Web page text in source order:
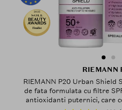
2025
Finalist
RIEMANN
RIEMANN P20 Urban Shield
de fata formulata cu filtre
antioxidanti puternici, care